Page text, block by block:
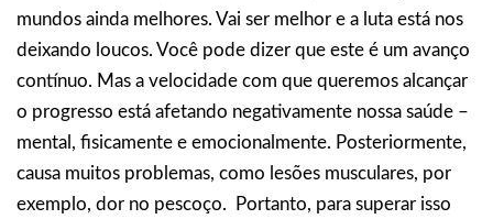
mundos ainda melhores. Vai ser melhor e a luta está nos
deixando loucos. Você pode dizer que este é um avanço
contínuo. Mas a velocidade com que queremos alcançar
o progresso está afetando negativamente nossa saúde –
mental, fisicamente e emocionalmente. Posteriormente,
causa muitos problemas, como lesões musculares, por
exemplo, dor no pescoço. Portanto, para superar isso